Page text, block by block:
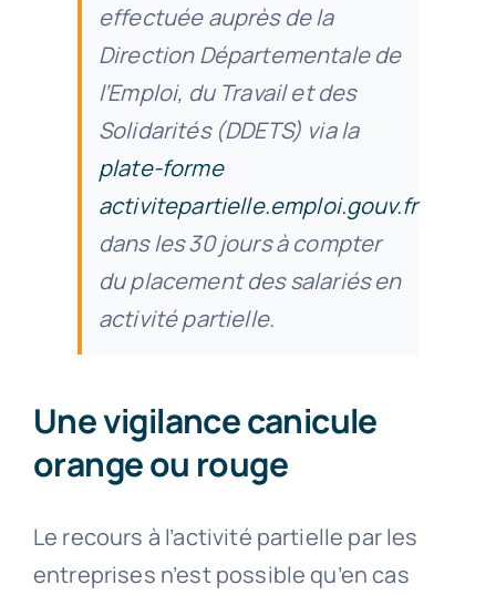
effectuée auprès de la
Direction Départementale de
l’Emploi, du Travail et des
Solidarités (DDETS) via la
plate-forme
activitepartielle.emploi.gouv.fr
dans les 30 jours à compter
du placement des salariés en
activité partielle.
Une vigilance canicule
orange ou rouge
Le recours à l’activité partielle par les
entreprises n’est possible qu’en cas